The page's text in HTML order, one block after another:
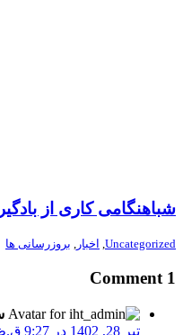
شباهنگامی کاری از بادگیر
Uncategorized
, اخبار , بروزرسانی ها
1 Comment
تیر 28, 1402 در 9:27 ق.ظ